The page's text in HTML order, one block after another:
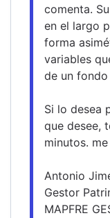
comenta.
en el largo
forma
variables
de un
Si lo desea
que desee,
minutos.
Antonio
Gestor
MAPFRE